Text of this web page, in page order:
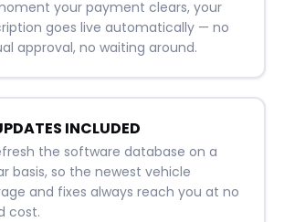
your payment clears, your
goes live automatically — no
approval, no waiting around.
INCLUDED
the software database on a
basis, so the newest vehicle
and fixes always reach you at no
cost.